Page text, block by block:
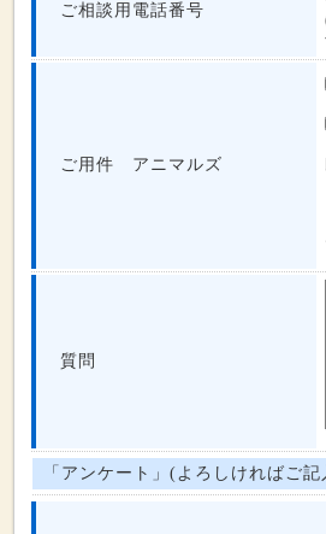
ご相談用電話番号
ご用件 アニマルズ
質問
「アンケート」(よろしければご